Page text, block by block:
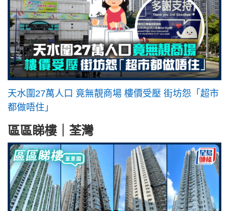
天水圍27萬人口 竟無靚商場 樓價受壓 街坊怨「超市
都做唔住」
區區睇樓｜荃灣